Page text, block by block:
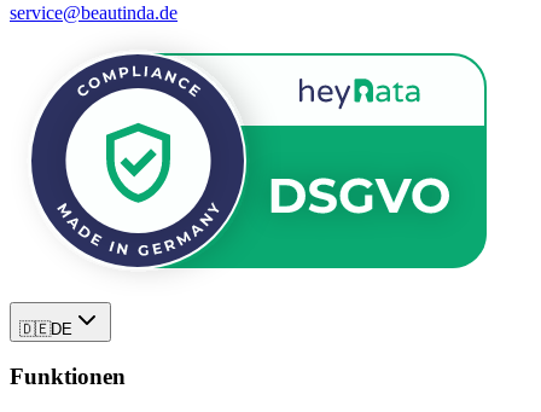
service@beautinda.de
🇩🇪DE
Funktionen